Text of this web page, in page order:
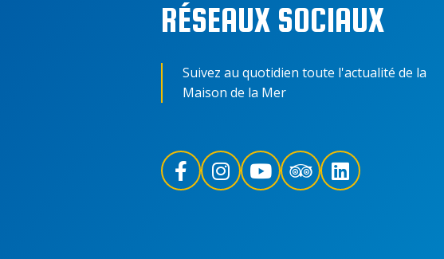
RÉSEAUX SOCIAUX
Suivez au quotidien toute l'actualité de la
Maison de la Mer